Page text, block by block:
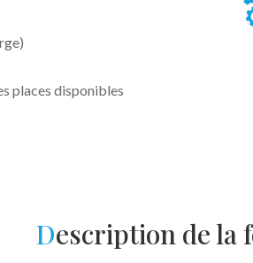
places disponibles
Description de la